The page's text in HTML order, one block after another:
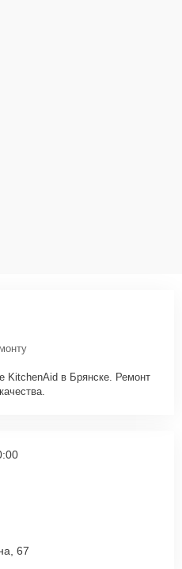
KitchenAid в Брянске. Ремонт
67